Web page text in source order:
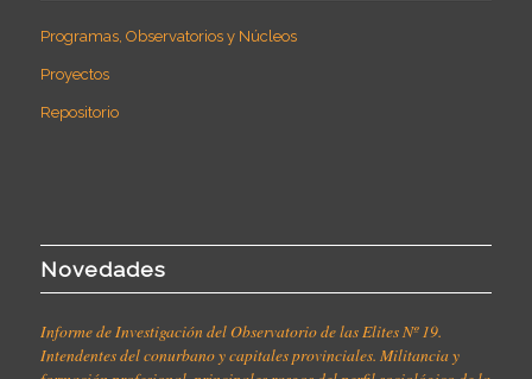
Programas, Observatorios y Núcleos
Proyectos
Repositorio
Novedades
Informe de Investigación del Observatorio de las Elites Nº 19.
Intendentes del conurbano y capitales provinciales. Militancia y